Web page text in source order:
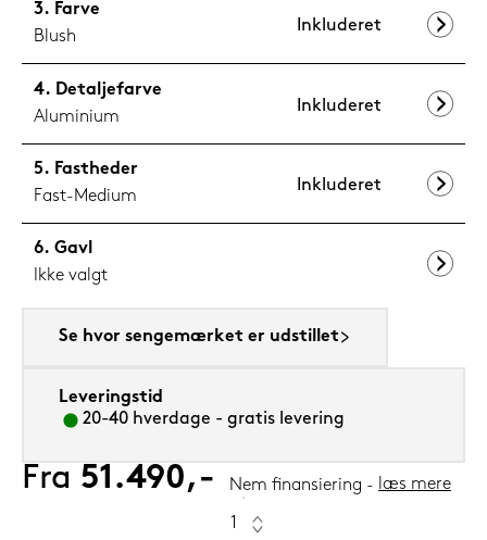
Farve
Blush
Inkluderet
Detaljefarve
Aluminium
Inkluderet
Fastheder
Fast-Medium
Inkluderet
Gavl
Ikke valgt
Se hvor sengemærket er udstillet
Leveringstid
20-40 hverdage - gratis levering
Fra 51.490,- Nem finansiering læs mere